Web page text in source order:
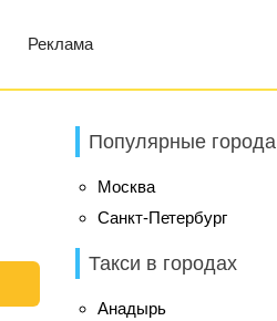
Реклама
Популярные города
Москва
Санкт-Петербург
Такси в городах
Анадырь